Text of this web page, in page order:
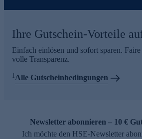
Ihre Gutschein-Vorteile
Einfach einlösen und sofort sparen.
volle Transparenz.
1Alle Gutscheinbedingungen
Newsletter abonnieren – 10 €
Ich möchte den HSE-Newsletter